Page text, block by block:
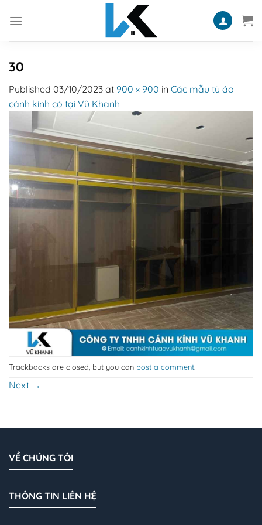
30
Published 03/10/2023 at 900 × 900 in Các mẫu tủ áo
cánh kính có tại Vũ Khanh
Trackbacks are closed, but you can post a comment.
Next →
VỀ CHÚNG TÔI
THÔNG TIN LIÊN HỆ